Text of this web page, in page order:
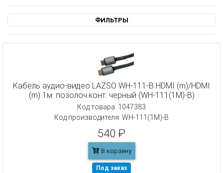
ФИЛЬТРЫ
Кабель аудио-видео LAZSO WH-111-B HDMI (m)/HDMI
(m) 1м. позолоч.конт. черный (WH-111(1M)-B)
Код товара: 1047383
Код производителя: WH-111(1M)-B
540 ₽
В корзину
Под заказ